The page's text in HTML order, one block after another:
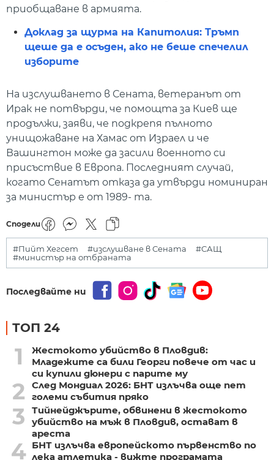
приобщаване в армията.
Доклад за щурма на Капитолия: Тръмп
щеше да е осъден, ако не беше спечелил
изборите
На изслушването в Сената, ветеранът от
Ирак не потвърди, че помощта за Киев ще
продължи, заяви, че подкрепя пълното
унищожаване на Хамас от Израел и че
Вашингтон може да засили военното си
присъствие в Европа. Последният случай,
когато Сенатът отказа да утвърди номиниран
за министър е от 1989- та.
Сподели
#Пийт Хегсет #изслушване в Сената
#САЩ
#министър на отбраната
Последвайте ни
ТОП 24
1
Жестокото убийство в Пловдив:
Младежите са били Георги повече от час и
си купили дюнери с парите му
2
След Мондиал 2026: БНТ излъчва още пет
големи събития пряко
3
Тийнейджърите, обвинени в жестокото
убийство на мъж в Пловдив, остават в
ареста
4 БНТ излъчва европейското първенство по
лека атлетика - вижте програмата